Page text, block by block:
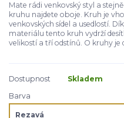
Mate rádi venkovský styl a
kruhu najdete oboje. Kruh je
venkovských sídel a usedlostí.
materiálu tento kruh vydrží
velikostí a tří odstínů. O kruhy je
Dostupnost
Skladem
Barva